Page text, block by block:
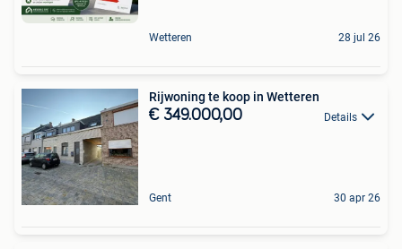
Wetteren 28 jul 26
Rijwoning te koop in Wetteren
€ 349.000,00 Details
Gent 30 apr 26